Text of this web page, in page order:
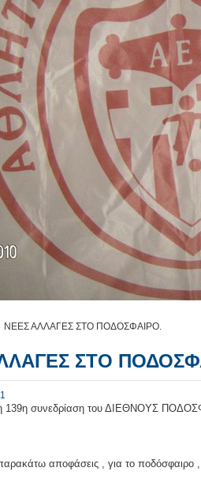
ΝΕΕΣ ΑΛΛΑΓΕΣ ΣΤΟ ΠΟΔΟΣΦΑΙΡΟ.
ΣΤΟ
139η συνεδρίαση του ΔΙΕΘΝΟΥΣ
αποφάσεις , για το ποδόσφαιρο